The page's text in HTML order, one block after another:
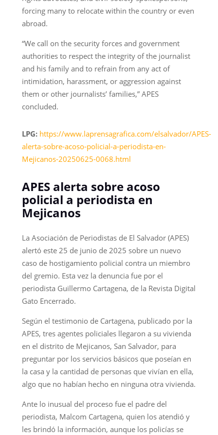
forcing many to relocate within the country or even
abroad.
“We call on the security forces and government
authorities to respect the integrity of the journalist
and his family and to refrain from any act of
intimidation, harassment, or aggression against
them or other journalists’ families,” APES
concluded.
LPG: https://www.laprensagrafica.com/elsalvador/APES-
alerta-sobre-acoso-policial-a-periodista-en-
Mejicanos-20250625-0068.html
APES alerta sobre acoso
policial a periodista en
Mejicanos
La Asociación de Periodistas de El Salvador (APES)
alertó este 25 de junio de 2025 sobre un nuevo
caso de hostigamiento policial contra un miembro
del gremio. Esta vez la denuncia fue por el
periodista Guillermo Cartagena, de la Revista Digital
Gato Encerrado.
Según el testimonio de Cartagena, publicado por la
APES, tres agentes policiales llegaron a su vivienda
en el distrito de Mejicanos, San Salvador, para
preguntar por los servicios básicos que poseían en
la casa y la cantidad de personas que vivían en ella,
algo que no habían hecho en ninguna otra vivienda.
Ante lo inusual del proceso fue el padre del
periodista, Malcom Cartagena, quien los atendió y
les brindó la información, aunque los policías se